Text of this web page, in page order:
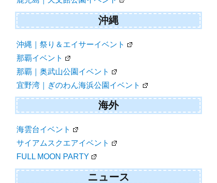
沖縄
沖縄｜祭り＆エイサーイベント
那覇イベント
那覇｜奥武山公園イベント
宜野湾｜ぎのわん海浜公園イベント
海外
海雲台イベント
サイアムスクエアイベント
FULL MOON PARTY
ニュース